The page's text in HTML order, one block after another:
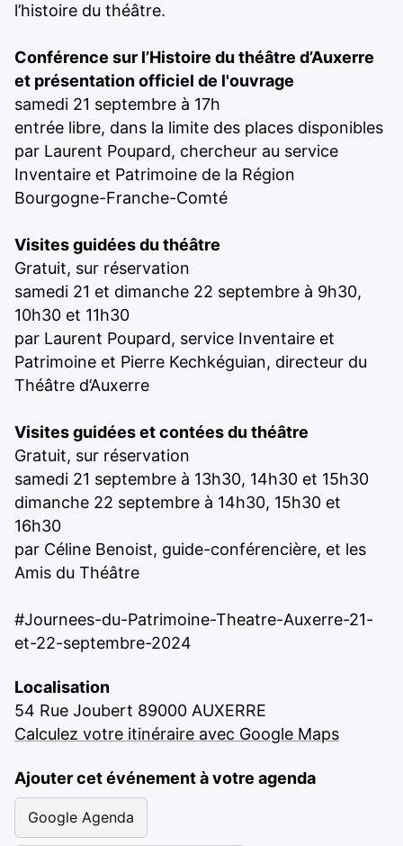
l’histoire du théâtre.
Conférence sur l’Histoire du théâtre d’Auxerre
et présentation officiel de l'ouvrage
samedi 21 septembre à 17h
entrée libre, dans la limite des places disponibles
par Laurent Poupard, chercheur au service
Inventaire et Patrimoine de la Région
Bourgogne-Franche-Comté
Visites guidées du théâtre
Gratuit, sur réservation
samedi 21 et dimanche 22 septembre à 9h30,
10h30 et 11h30
par Laurent Poupard, service Inventaire et
Patrimoine et Pierre Kechkéguian, directeur du
Théâtre d’Auxerre
Visites guidées et contées du théâtre
Gratuit, sur réservation
samedi 21 septembre à 13h30, 14h30 et 15h30
dimanche 22 septembre à 14h30, 15h30 et
16h30
par Céline Benoist, guide-conférencière, et les
Amis du Théâtre
#Journees-du-Patrimoine-Theatre-Auxerre-21-
et-22-septembre-2024
Localisation
54 Rue Joubert 89000 AUXERRE
Calculez votre itinéraire avec Google Maps
Ajouter cet événement à votre agenda
Google Agenda